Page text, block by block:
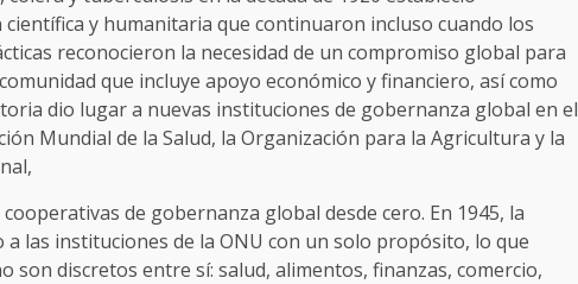
y humanitaria que continuaron incluso cuando los
reconocieron la necesidad de un compromiso global para
que incluye apoyo económico y financiero, así como
dio lugar a nuevas instituciones de gobernanza global en el
Mundial de la Salud, la Organización para la Agricultura y la
de gobernanza global desde cero. En 1945, la
las instituciones de la ONU con un solo propósito, lo que
son discretos entre sí: salud, alimentos, finanzas, comercio,